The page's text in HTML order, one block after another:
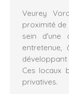
Veurey
proximité
sein d'une
développant
Ces locaux
privatives.